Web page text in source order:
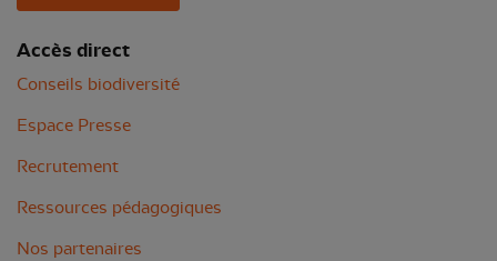
Accès direct
Conseils biodiversité
Espace Presse
Recrutement
Ressources pédagogiques
Nos partenaires